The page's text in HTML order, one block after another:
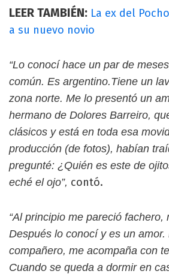
LEER TAMBIÉN: La ex del
a su nuevo novio
“Lo conocí hace un par de
común. Es argentino.Tiene un
zona norte. Me lo presentó un
hermano de Dolores Barreiro,
clásicos y está en toda esa
producción (de fotos), habían
pregunté: ¿Quién es este de
eché el ojo”, contó.
“Al principio me pareció fachero,
Después lo conocí y es un amor.
compañero, me acompaña con
Cuando se queda a dormir en